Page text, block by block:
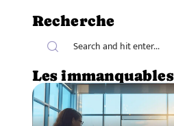
Recherche
Les immanquables